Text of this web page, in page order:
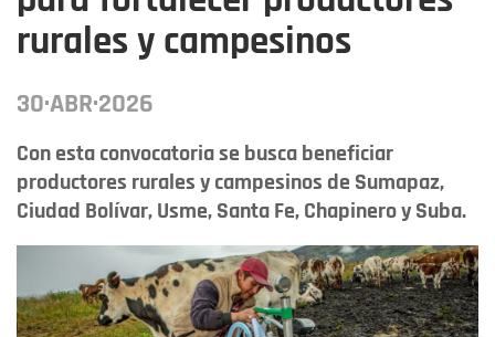
rurales y campesinos
30·ABR·2026
Con esta convocatoria se busca beneficiar
productores rurales y campesinos de Sumapaz,
Ciudad Bolívar, Usme, Santa Fe, Chapinero y Suba.